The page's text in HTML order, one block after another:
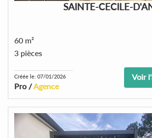
SAINTE-CECILE-
60 m²
3 pièces
Créée le: 07/01/2026
Pro /Agence
Voir